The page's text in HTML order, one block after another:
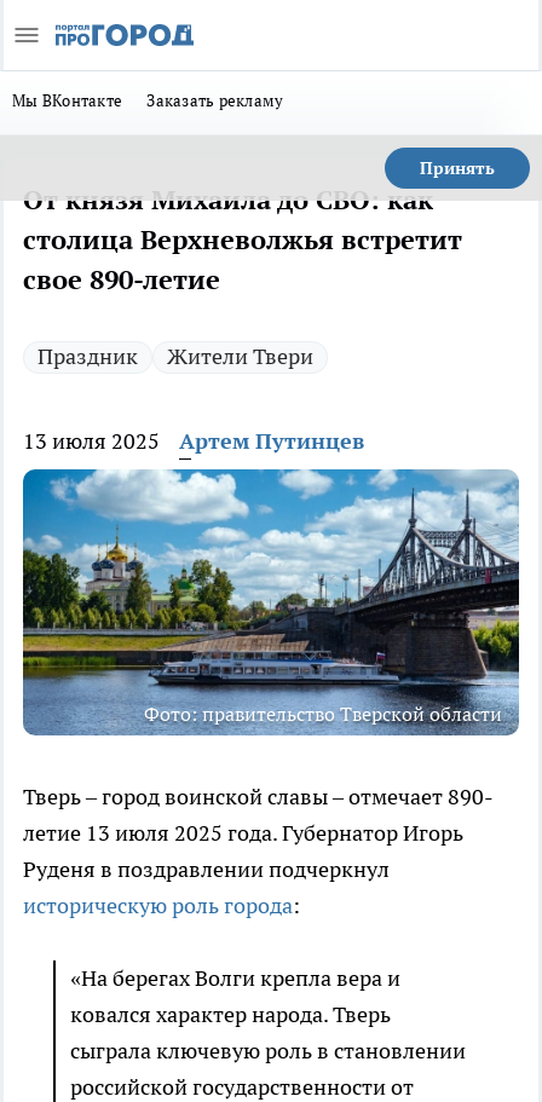
Мы ВКонтакте Заказать рекламу
Принять
От князя Михаила до СВО: как
столица Верхневолжья встретит
свое 890-летие
Праздник Жители Твери
13 июля 2025 Артем Путинцев
Фото: правительство Тверской области
Тверь – город воинской славы – отмечает 890-
летие 13 июля 2025 года. Губернатор Игорь
Руденя в поздравлении подчеркнул
историческую роль города:
«На берегах Волги крепла вера и
ковался характер народа. Тверь
сыграла ключевую роль в становлении
российской государственности от